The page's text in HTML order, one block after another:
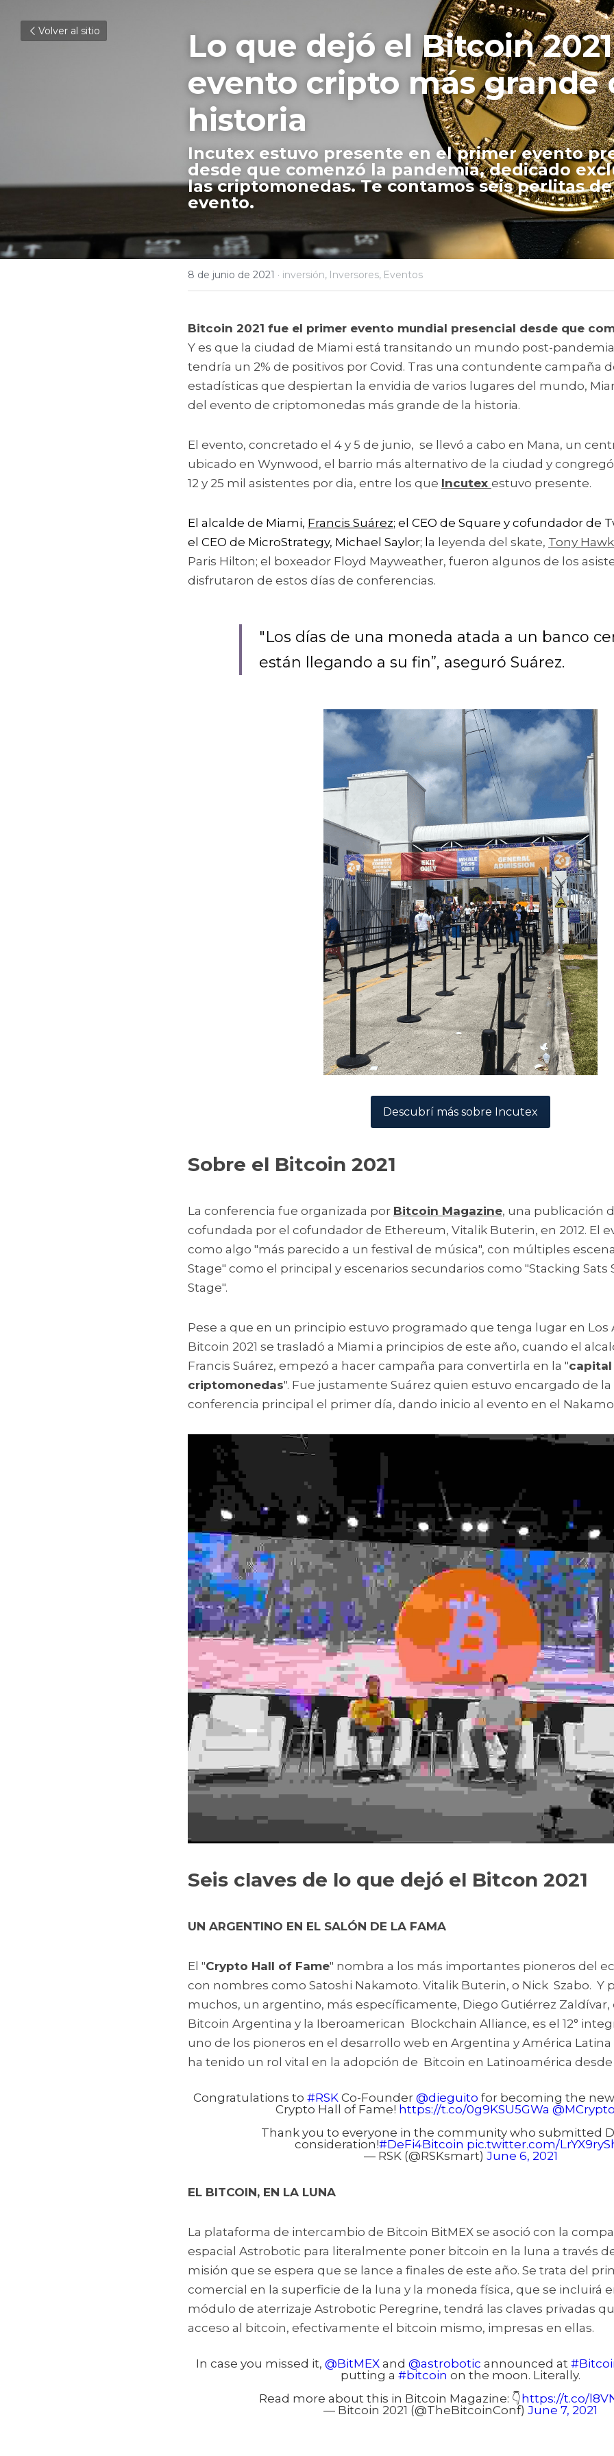
Volver al sitio
Lo que dejó el Bitcoin
evento cripto más grande
historia
Incutex estuvo presente en el primer evento
desde que comenzó la pandemia, dedicado
las criptomonedas. Te contamos seis perlitas
evento.
8 de junio de 2021 · inversión, Inversores, Eventos
Y es que la ciudad de Miami está transitando un mundo post-
tendría un 2% de positivos por Covid. Tras una contundente campaña
estadísticas que despiertan la envidia de varios lugares del mundo,
del evento de criptomonedas más grande de la historia.
El evento, concretado el 4 y 5 de junio,  se llevó a cabo en Mana, un
ubicado en Wynwood, el barrio más alternativo de la ciudad y
12 y 25 mil asistentes por dia, entre los que Incutex estuvo presente.
El alcalde de Miami, Francis Suárez; el CEO de Square y cofundador de
el CEO de MicroStrategy, Michael Saylor; l a leyenda del skate, Tony Hawk
Paris Hilton; el boxeador Floyd Mayweather, fueron algunos de los
disfrutaron de estos días de conferencias.
"Los días de una moneda atada a un banco
están llegando a su fin”, aseguró Suárez.
Descubrí más sobre Incutex
Sobre el Bitcoin 2021
La conferencia fue organizada por Bitcoin Magazine, una publicación
cofundada por el cofundador de Ethereum, Vitalik Buterin, en 2012. El
como algo "más parecido a un festival de música", con múltiples
Stage" como el principal y escenarios secundarios como "Stacking Sats
Stage".
Pese a que en un principio estuvo programado que tenga lugar en Los
Bitcoin 2021 se trasladó a Miami a principios de este año, cuando el
Francis Suárez, empezó a hacer campaña para convertirla en la "capital
criptomonedas". Fue justamente Suárez quien estuvo encargado de
conferencia principal el primer día, dando inicio al evento en el
Seis claves de lo que dejó el Bitcon 2021
UN ARGENTINO EN EL SALÓN DE LA FAMA
El "Crypto Hall of Fame" nombra a los más importantes pioneros del
con nombres como Satoshi Nakamoto. Vitalik Buterin, o Nick  Szabo.  Y
muchos, un argentino, más específicamente, Diego Gutiérrez Zaldívar,
Bitcoin Argentina y la Iberoamerican  Blockchain Alliance, es el 12°
uno de los pioneros en el desarrollo web en Argentina y América Latina
ha tenido un rol vital en la adopción de  Bitcoin en Latinoamérica desde
Congratulations to #RSK Co-Founder @dieguito for becoming the
Crypto Hall of Fame! https://t.co/0g9KSU5GWa
Thank you to everyone in the community who submitted
consideration!#DeFi4Bitcoin pic.twitter.com/
— RSK (@RSKsmart) June 6, 2021
EL BITCOIN, EN LA LUNA
La plataforma de intercambio de Bitcoin BitMEX se asoció con la
espacial Astrobotic para literalmente poner bitcoin en la luna a través
misión que se espera que se lance a finales de este año. Se trata del
comercial en la superficie de la luna y la moneda física, que se incluirá
módulo de aterrizaje Astrobotic Peregrine, tendrá las claves privadas
acceso al bitcoin, efectivamente el bitcoin mismo, impresas en ellas.
In case you missed it, @BitMEX and @astrobotic announced at
putting a #bitcoin on the moon. Literally.
Read more about this in Bitcoin Magazine: 👇 https://t.co/
— Bitcoin 2021 (@TheBitcoinConf) June 7, 2021